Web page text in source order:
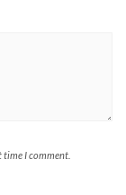
time I comment.